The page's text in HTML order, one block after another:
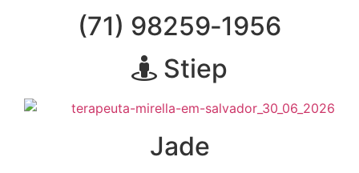
(71) 98259‑1956
Stiep
Jade